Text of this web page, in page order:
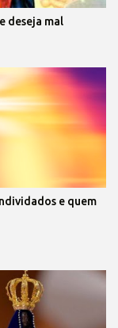
deseja mal
e quem